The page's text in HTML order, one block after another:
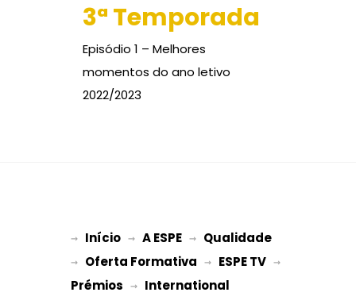
3ª Temporada
Episódio 1 – Melhores
momentos do ano letivo
2022/2023
→ Início → A ESPE → Qualidade
→ Oferta Formativa → ESPE TV
Prémios → International